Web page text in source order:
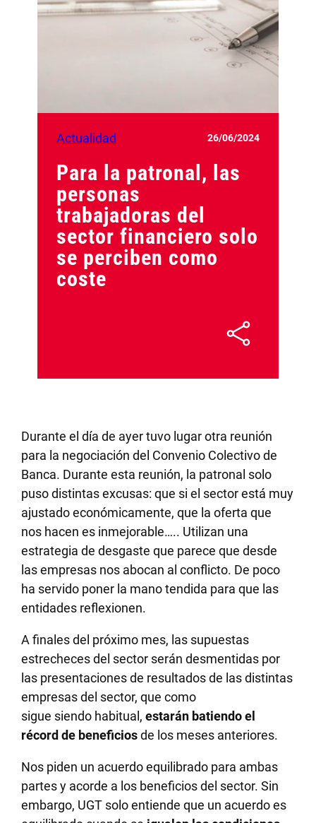
Actualidad 26/06/2024
Para la patronal, las
personas
trabajadoras del
sector financiero solo
se perciben como
coste
Durante el día de ayer tuvo lugar otra reunión
para la negociación del Convenio Colectivo de
Banca. Durante esta reunión, la patronal solo
puso distintas excusas: que si el sector está muy
ajustado económicamente, que la oferta que
nos hacen es inmejorable….. Utilizan una
estrategia de desgaste que parece que desde
las empresas nos abocan al conflicto. De poco
ha servido poner la mano tendida para que las
entidades reflexionen.
A finales del próximo mes, las supuestas
estrecheces del sector serán desmentidas por
las presentaciones de resultados de las distintas
empresas del sector, que como
sigue siendo habitual,estarán batiendo el
récord de beneficiosde los meses anteriores.
Nos piden un acuerdo equilibrado para ambas
partes y acorde a los beneficios del sector. Sin
embargo, UGT solo entiende que un acuerdo es